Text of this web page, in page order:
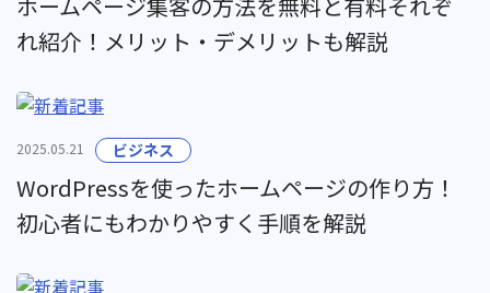
れ紹介！メリット・デメリットも解説
2025.05.21 ビジネス
WordPressを使ったホームページの作り方！
初心者にもわかりやすく手順を解説